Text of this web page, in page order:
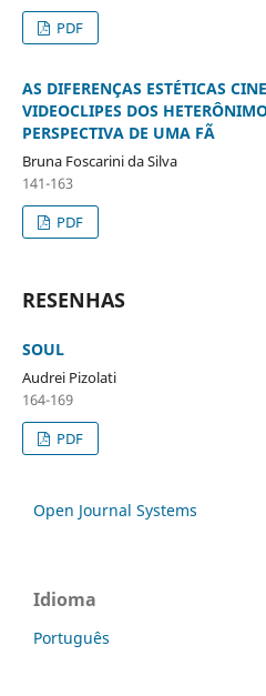
PDF
AS DIFERENÇAS ESTÉTICAS
VIDEOCLIPES DOS
PERSPECTIVA DE UMA FÃ
Bruna Foscarini da Silva
141-163
PDF
RESENHAS
SOUL
Audrei Pizolati
164-169
PDF
Open Journal Systems
Idioma
Português